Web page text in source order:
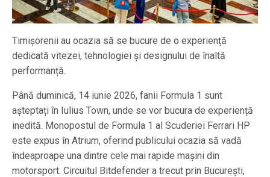
Timișorenii au ocazia să se bucure de o experiență
dedicată vitezei, tehnologiei și designului de înaltă
performanță.
Până duminică, 14 iunie 2026, fanii Formula 1 sunt
așteptați în Iulius Town, unde se vor bucura de experiență
inedită. Monopostul de Formula 1 al Scuderiei Ferrari HP
este expus în Atrium, oferind publicului ocazia să vadă
îndeaproape una dintre cele mai rapide mașini din
motorsport. Circuitul Bitdefender a trecut prin București,